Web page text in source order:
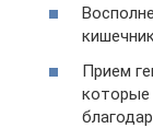
Прием
которые